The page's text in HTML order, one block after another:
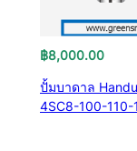
฿8,000.00
ปั้มบาดาล
4SC8-100-110-